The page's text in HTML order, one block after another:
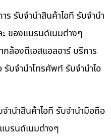
ร รับจำนำสินค้าไอที รับจำนำ
ของแบรนด์เนมต่างๆ
ล้องดีเอสแอลอาร์ บริการ
บจำนำโทรศัพท์ รับจำนำไอ
ำนำสินค้าไอที รับจำนำมือถือ
บรนด์เนมต่างๆ